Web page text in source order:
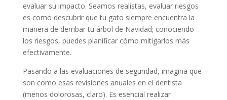
evaluar su impacto. Seamos realistas, evaluar riesgos
es como descubrir que tu gato siempre encuentra la
manera de derribar tu árbol de Navidad; conociendo
los riesgos, puedes planificar cómo mitigarlos más
efectivamente.
Pasando a las evaluaciones de seguridad, imagina que
son como esas revisiones anuales en el dentista
(menos dolorosas, claro). Es esencial realizar